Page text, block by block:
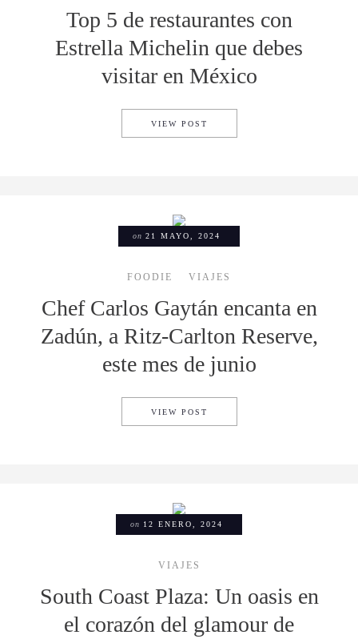
Top 5 de restaurantes con
Estrella Michelin que debes
visitar en México
VIEW POST
on 21 MAYO, 2024
FOODIE VIAJES
Chef Carlos Gaytán encanta en
Zadún, a Ritz-Carlton Reserve,
este mes de junio
VIEW POST
on 12 ENERO, 2024
VIAJES
South Coast Plaza: Un oasis en
el corazón del glamour de